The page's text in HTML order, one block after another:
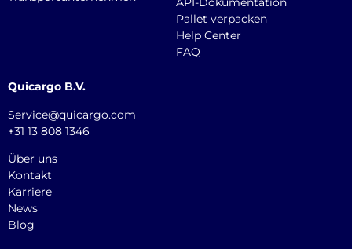
Pallet verpacken
Help Center
FAQ
Quicargo B.V.
Service@quicargo.com
+31 13 808 1346
Über uns
Kontakt
Karriere
News
Blog